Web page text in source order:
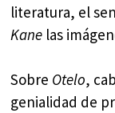
literatura, el
Kane las
Sobre Otelo,
genialidad de